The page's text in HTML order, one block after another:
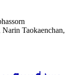
Taokaenchan,